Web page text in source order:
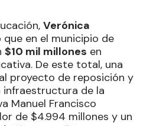
Verónica
que en el municipio de
$10 mil millones en
De este total, una
proyecto de reposición y
de la
Manuel Francisco
de $4.994 millones y un